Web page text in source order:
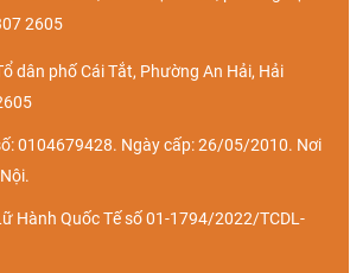
2605
dân phố Cái Tắt, Phường An Hải, Hải
0104679428. Ngày cấp: 26/05/2010. Nơi
Hành Quốc Tế số 01-1794/2022/TCDL-